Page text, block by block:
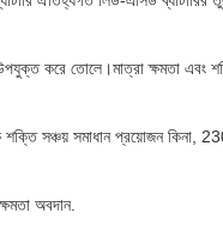
উপযুক্ত করে তোলে।মাত্রা ক্ষমতা
সঞ্চয় সমাধান প্রয়োজন কিনা,
অবদান.